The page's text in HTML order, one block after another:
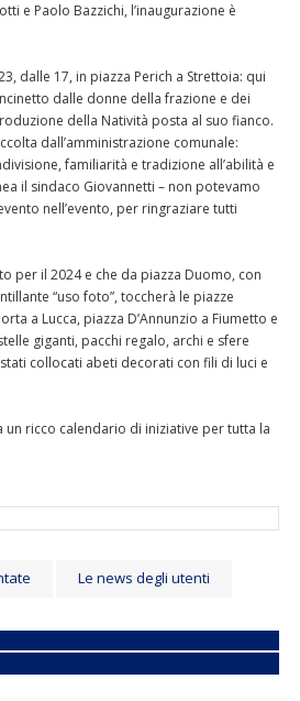
e Paolo Bazzichi, l’inaugurazione è
dalle 17, in piazza Perich a Strettoia: qui
dalle donne della frazione e dei
della Natività posta al suo fianco.
dall’amministrazione comunale:
familiarità e tradizione all’abilità e
il sindaco Giovannetti – non potevamo
nell’evento, per ringraziare tutti
per il 2024 e che da piazza Duomo, con
“uso foto”, toccherà le piazze
a Lucca, piazza D’Annunzio a Fiumetto e
giganti, pacchi regalo, archi e sfere
collocati abeti decorati con fili di luci e
un ricco calendario di iniziative per tutta la
Le news degli utenti